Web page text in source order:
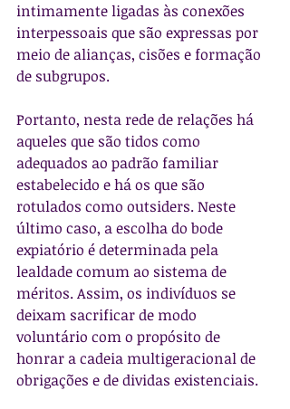
intimamente ligadas às conexões
interpessoais que são expressas por
meio de alianças, cisões e formação
de subgrupos.
Portanto, nesta rede de relações há
aqueles que são tidos como
adequados ao padrão familiar
estabelecido e há os que são
rotulados como outsiders. Neste
último caso, a escolha do bode
expiatório é determinada pela
lealdade comum ao sistema de
méritos. Assim, os indivíduos se
deixam sacrificar de modo
voluntário com o propósito de
honrar a cadeia multigeracional de
obrigações e de dividas existenciais.